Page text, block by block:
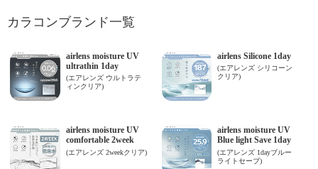
カラコンブランド一覧